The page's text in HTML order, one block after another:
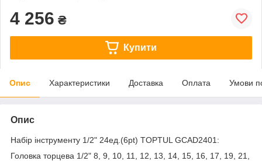
4 256 ₴
Купити
Опис Характеристики Доставка Оплата Умови
Опис
Набір інструменту 1/2" 24ед.(6pt) TOPTUL GCAD2401:
Головка торцева 1/2" 8, 9, 10, 11, 12, 13, 14, 15, 16, 17, 19, 21,